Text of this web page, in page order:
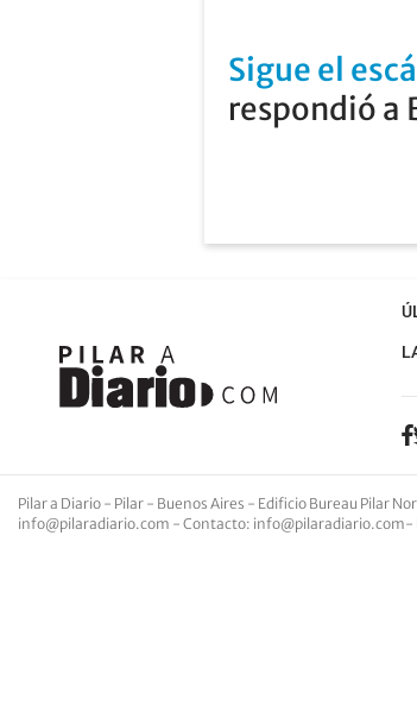
Sigue el
respondió a
Pilar a Diario - Pilar - Buenos Aires - Edificio Bureau Pilar
info@pilaradiario.com - Contacto: info@pilaradiario.com-